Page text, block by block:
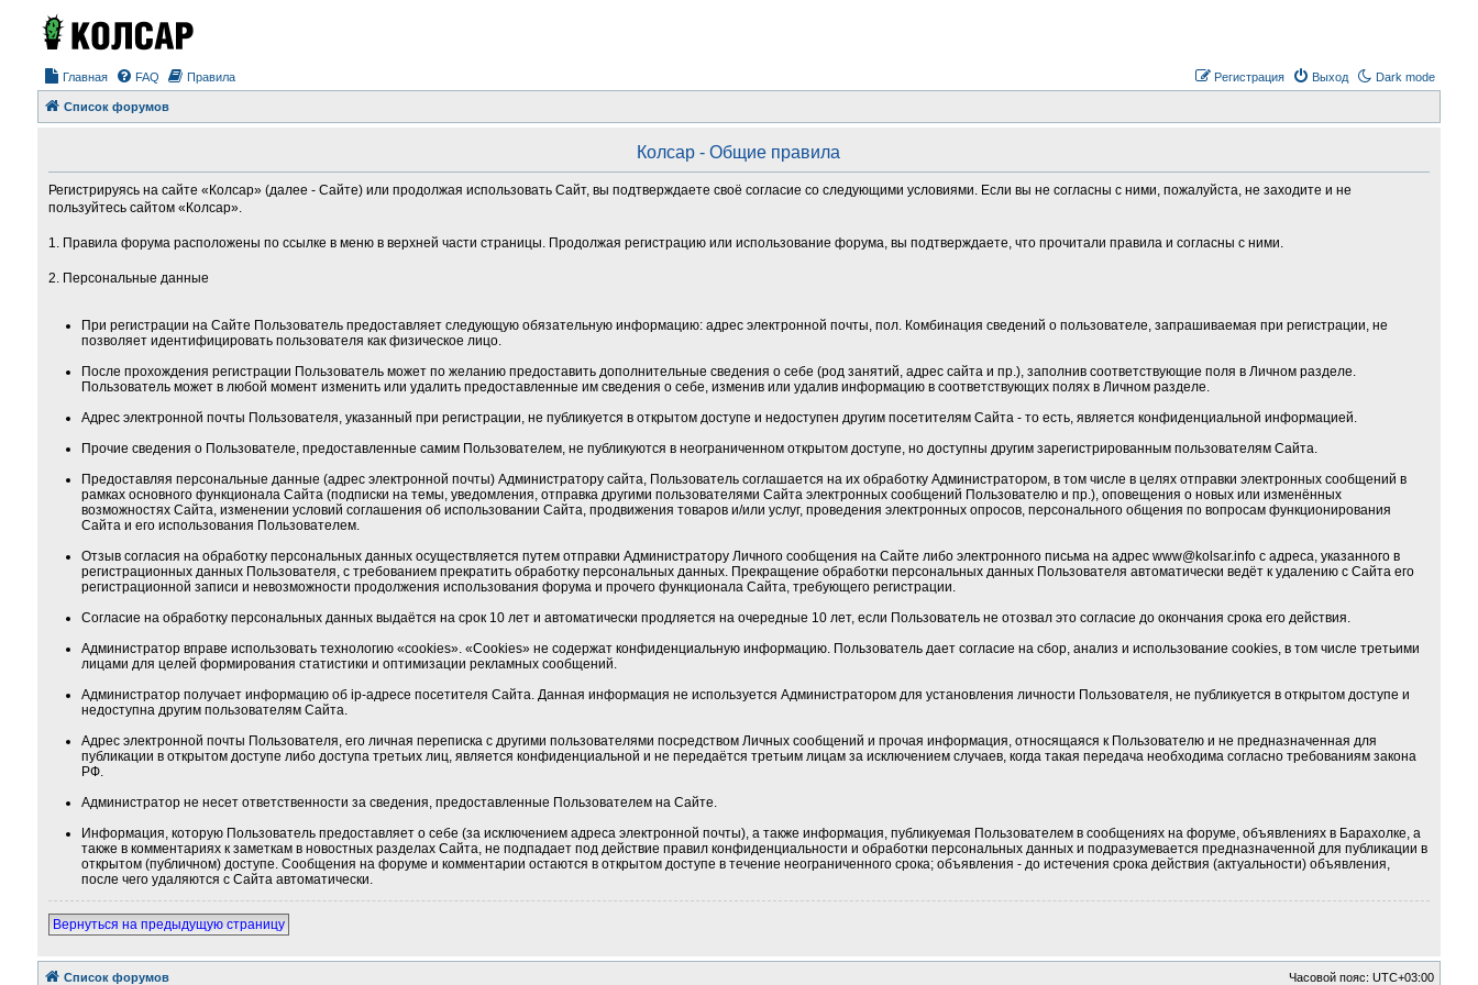
Главная Dark mode
FAQ Правила Выход
Регистрация
Список форумов
Колсар - Общие правила
Регистрируясь на сайте «Колсар» (далее - Сайте) или продолжая использовать Сайт, вы подтверждаете своё согласие со следующими условиями. Если вы не согласны с ними, пожалуйста, не заходите и не
пользуйтесь сайтом «Колсар».
1. Правила форума расположены по ссылке в меню в верхней части страницы. Продолжая регистрацию или использование форума, вы подтверждаете, что прочитали правила и согласны с ними.
2. Персональные данные
При регистрации на Сайте Пользователь предоставляет следующую обязательную информацию: адрес электронной почты, пол. Комбинация сведений о пользователе, запрашиваемая при регистрации, не
позволяет идентифицировать пользователя как физическое лицо.
После прохождения регистрации Пользователь может по желанию предоставить дополнительные сведения о себе (род занятий, адрес сайта и пр.), заполнив соответствующие поля в Личном разделе.
Пользователь может в любой момент изменить или удалить предоставленные им сведения о себе, изменив или удалив информацию в соответствующих полях в Личном разделе.
Адрес электронной почты Пользователя, указанный при регистрации, не публикуется в открытом доступе и недоступен другим посетителям Сайта - то есть, является конфиденциальной информацией.
Прочие сведения о Пользователе, предоставленные самим Пользователем, не публикуются в неограниченном открытом доступе, но доступны другим зарегистрированным пользователям Сайта.
Предоставляя персональные данные (адрес электронной почты) Администратору сайта, Пользователь соглашается на их обработку Администратором, в том числе в целях отправки электронных сообщений в
рамках основного функционала Сайта (подписки на темы, уведомления, отправка другими пользователями Сайта электронных сообщений Пользователю и пр.), оповещения о новых или изменённых
возможностях Сайта, изменении условий соглашения об использовании Сайта, продвижения товаров и/или услуг, проведения электронных опросов, персонального общения по вопросам функционирования
Сайта и его использования Пользователем.
Отзыв согласия на обработку персональных данных осуществляется путем отправки Администратору Личного сообщения на Сайте либо электронного письма на адрес www@kolsar.infoс адреса, указанного в
регистрационных данных Пользователя, с требованием прекратить обработку персональных данных. Прекращение обработки персональных данных Пользователя автоматически ведёт к удалению с Сайта его
регистрационной записи и невозможности продолжения использования форума и прочего функционала Сайта, требующего регистрации.
Согласие на обработку персональных данных выдаётся на срок 10 лет и автоматически продляется на очередные 10 лет, если Пользователь не отозвал это согласие до окончания срока его действия.
Администратор вправе использовать технологию «cookies». «Cookies» не содержат конфиденциальную информацию. Пользователь дает согласие на сбор, анализ и использование cookies, в том числе третьими
лицами для целей формирования статистики и оптимизации рекламных сообщений.
Администратор получает информацию об ip-адресе посетителя Сайта. Данная информация не используется Администратором для установления личности Пользователя, не публикуется в открытом доступе и
недоступна другим пользователям Сайта.
Адрес электронной почты Пользователя, его личная переписка с другими пользователями посредством Личных сообщений и прочая информация, относящаяся к Пользователю и не предназначенная для
публикации в открытом доступе либо доступа третьих лиц, является конфиденциальной и не передаётся третьим лицам за исключением случаев, когда такая передача необходима согласно требованиям закона
РФ.
Администратор не несет ответственности за сведения, предоставленные Пользователем на Сайте.
Информация, которую Пользователь предоставляет о себе (за исключением адреса электронной почты), а также информация, публикуемая Пользователем в сообщениях на форуме, объявлениях в Барахолке, а
также в комментариях к заметкам в новостных разделах Сайта, не подпадает под действие правил конфиденциальности и обработки персональных данных и подразумевается предназначенной для публикации в
открытом (публичном) доступе. Сообщения на форуме и комментарии остаются в открытом доступе в течение неограниченного срока; объявления - до истечения срока действия (актуальности) объявления,
после чего удаляются с Сайта автоматически.
Вернуться на предыдущую страницу
Список форумов Часовой пояс:UTC+03:00